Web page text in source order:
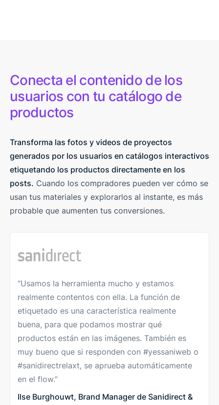
Conecta el contenido de los
usuarios con tu catálogo de
productos
Transforma las fotos y videos de proyectos
generados por los usuarios en catálogos interactivos
etiquetando los productos directamente en los
posts. Cuando los compradores pueden ver cómo se
usan tus materiales y explorarlos al instante, es más
probable que aumenten tus conversiones.
“Usamos la herramienta mucho y estamos
realmente contentos con ella. La función de
etiquetado es una característica realmente
buena, para que podamos mostrar qué
productos están en las imágenes. También es
muy bueno que si responden con #yessaniweb o
#sanidirectrelaxt, se aprueba automáticamente
en el flow.”
Ilse Burghouwt, Brand Manager de Sanidirect &